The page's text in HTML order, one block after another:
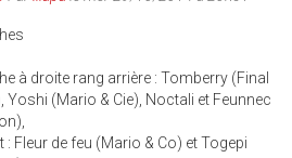
à droite rang arrière : Tomberry (Final
Yoshi (Mario & Cie), Noctali et Feunnec
: Fleur de feu (Mario & Co) et Togepi